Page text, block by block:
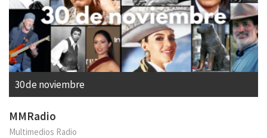
30 de noviembre
MMRadio
Multimedios Radio